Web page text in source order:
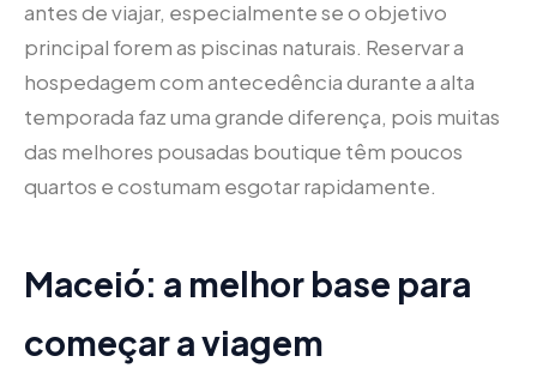
antes de viajar, especialmente se o objetivo
principal forem as piscinas naturais. Reservar a
hospedagem com antecedência durante a alta
temporada faz uma grande diferença, pois muitas
das melhores pousadas boutique têm poucos
quartos e costumam esgotar rapidamente.
Maceió: a melhor base para
começar a viagem